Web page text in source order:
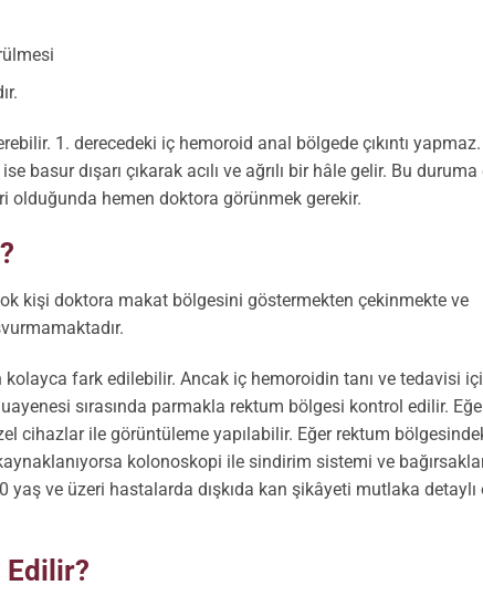
1. derecedeki iç hemoroid anal bölgede çıkıntı yapmaz.
basur dışarı çıkarak acılı ve ağrılı bir hâle gelir. Bu duruma
olduğunda hemen doktora görünmek gerekir.
kişi doktora makat bölgesini göstermekten çekinmekte ve
fark edilebilir. Ancak iç hemoroidin tanı ve tedavisi
sırasında parmakla rektum bölgesi kontrol edilir.
cihazlar ile görüntüleme yapılabilir. Eğer rektum
kolonoskopi ile sindirim sistemi ve
ve üzeri hastalarda dışkıda kan şikâyeti mutlaka detaylı
Edilir?